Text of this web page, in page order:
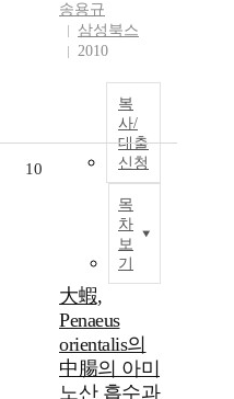
송용규
삼성북스
2010
복
사/
대출
신청
목
차
보
기
10
大蝦,
Penaeus
orientalis의
中腸의 아미
노산 흡수과